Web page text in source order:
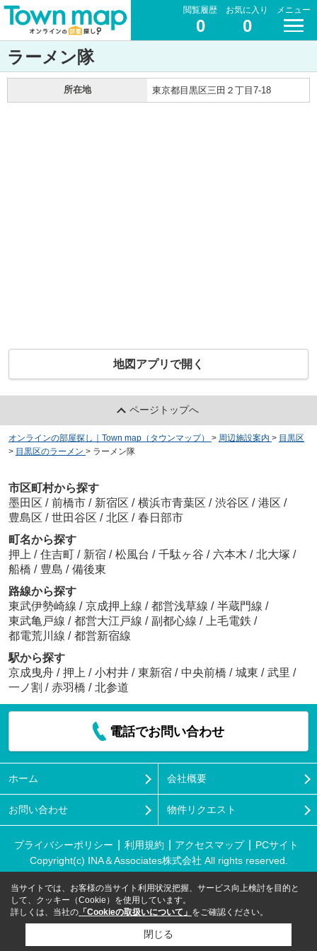
閲覧履歴
0
お気に入り
0
メニュー
ラーメン隊
所在地 東京都目黒区三田２丁目7-18
地図アプリで開く
ページトップへ
オンラインの部屋探し｜Town map（タウンマップ） > 周辺施設案内 > 目黒区
> 目黒区のラーメン > ラーメン隊
市区町村から探す
墨田区 / 前橋市 / 新宿区 / 横浜市青葉区 / 渋谷区 / 港区 /
豊島区 / 世田谷区 / 北区 / 春日部市
町名から探す
押上 / 住吉町 / 新宿 / 松風台 / 千駄ヶ谷 / 六本木 / 北大塚 /
船橋 / 豊島 / 備後東
路線から探す
東武伊勢崎線 / 京成押上線 / 都営浅草線 / 半蔵門線 /
東武亀戸線 / 都営大江戸線 / 副都心線 / 上毛電鉄 /
都電荒川線 / 都営新宿線
駅から探す
京成曳舟 / 押上 / 小村井 / 東新宿 / 中央前橋 / 城東 / 武里 /
一ノ割 / 赤羽橋 / 北参道
電話でお問い合わせ
ホーム 会社概要
お問い合わせ 物件リクエスト
プライバシーポリシー 利用規約 アクセスマップ
PCサイト
Copyright(c) INA＆Associates株式会社 All rights reserved.
当サイトでは、お客様の当サイト利用状況把握、サービス向上検討を目的と
して、クッキー（Cookie）を使用しています。
詳しくは、当社の 「Cookieの取扱いについて」 をご確認ください。
閉じる